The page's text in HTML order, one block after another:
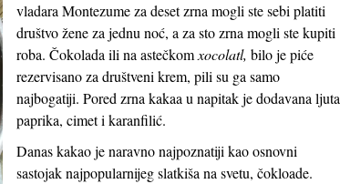
vladara Montezume za deset zrna mogli ste sebi platiti
društvo žene za jednu noć, a za sto zrna mogli ste kupiti
roba. Čokolada ili na astečkomxocolatl, bilo je piće
rezervisano za društveni krem, pili su ga samo
najbogatiji. Pored zrna kakaa u napitak je dodavana ljuta
paprika, cimet i karanfilić.
Danas kakao je naravno najpoznatiji kao osnovni
sastojak najpopularnijeg slatkiša na svetu, čokloade.